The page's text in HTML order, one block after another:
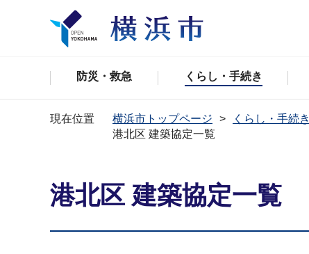
防災・救急 くらし・手続き
現在位置 横浜市トップページ くらし・手続き
港北区 建築協定一覧
港北区 建築協定一覧